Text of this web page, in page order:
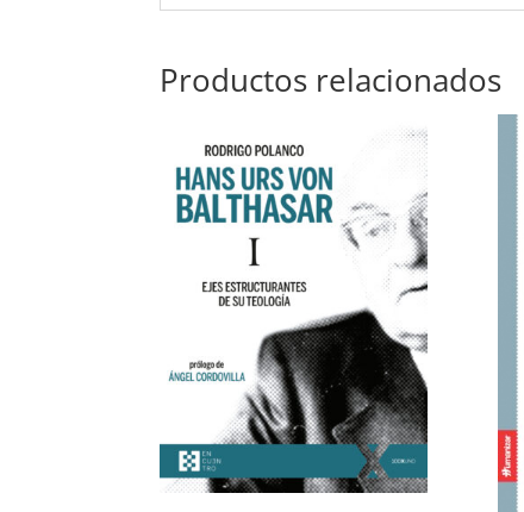
Productos relacionados